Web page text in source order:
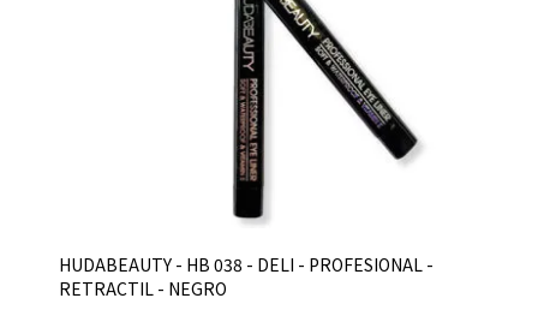
HUDABEAUTY - HB 038 - DELI - PROFESIONAL -
RETRACTIL - NEGRO